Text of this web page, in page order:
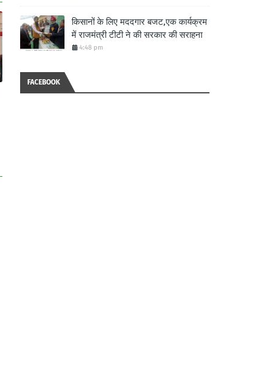
किसानों के लिए मददगार बजट,एक कार्यक्रम
में राजमंत्री टीटी ने की सरकार की सराहना
4:48 pm
FACEBOOK